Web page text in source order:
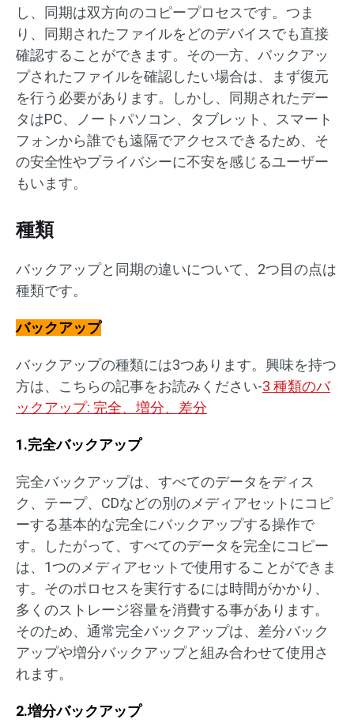
し、同期は双方向のコピープロセスです。つま
り、同期されたファイルをどのデバイスでも直接
確認することができます。その一方、バックアッ
プされたファイルを確認したい場合は、まず復元
を行う必要があります。しかし、同期されたデー
タはPC、ノートパソコン、タブレット、スマート
フォンから誰でも遠隔でアクセスできるため、そ
の安全性やプライバシーに不安を感じるユーザー
もいます。
種類
バックアップと同期の違いについて、2つ目の点は
種類です。
バックアップ
バックアップの種類には3つあります。興味を持つ
方は、こちらの記事をお読みください-3 種類のバ
ックアップ: 完全、増分、差分
1.完全バックアップ
完全バックアップは、すべてのデータをディス
ク、テープ、CDなどの別のメディアセットにコピ
ーする基本的な完全にバックアップする操作で
す。したがって、すべてのデータを完全にコピー
は、1つのメディアセットで使用することができま
す。そのポロセスを実行するには時間がかかり、
多くのストレージ容量を消費する事があります。
そのため、通常完全バックアップは、差分バック
アップや増分バックアップと組み合わせて使用さ
れます。
2.増分バックアップ